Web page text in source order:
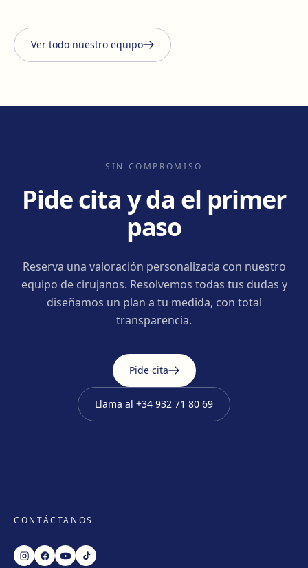
Ver todo nuestro equipo
SIN COMPROMISO
Pide cita y da el primer
paso
Reserva una valoración personalizada con nuestro
equipo de cirujanos. Resolvemos todas tus dudas y
diseñamos un plan a tu medida, con total
transparencia.
Pide cita
Llama al +34 932 71 80 69
CONTÁCTANOS